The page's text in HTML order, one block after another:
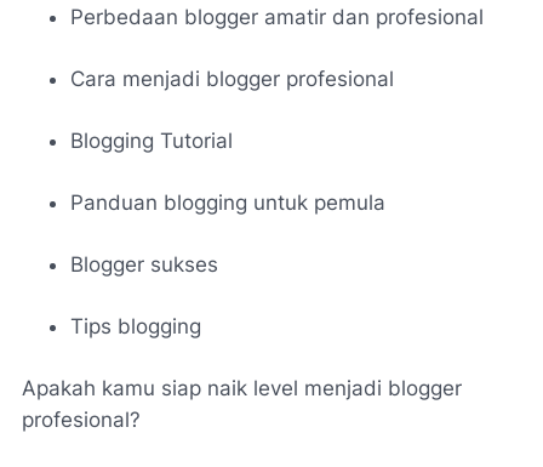
Perbedaan blogger amatir dan profesional
Cara menjadi blogger profesional
Blogging Tutorial
Panduan blogging untuk pemula
Blogger sukses
Tips blogging
Apakah kamu siap naik level menjadi blogger
profesional?